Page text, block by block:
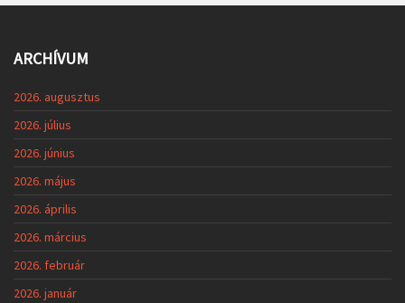
ARCHÍVUM
2026. augusztus
2026. július
2026. június
2026. május
2026. április
2026. március
2026. február
2026. január